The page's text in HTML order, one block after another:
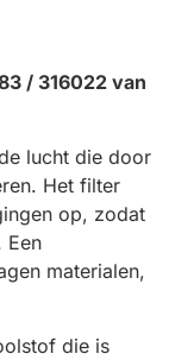
/ 316022 van
lucht die door
Het filter
op, zodat
Een
materialen,
die is